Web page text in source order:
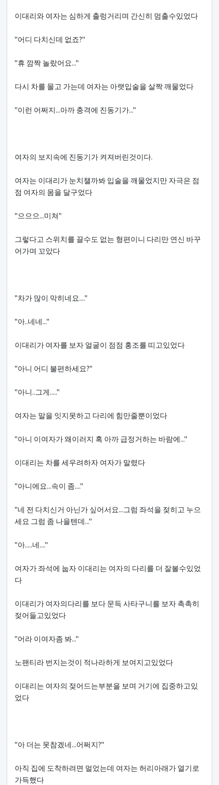
이대리와 여자는 심하게 출렁거리며 간신히 멈출수있었다
"어디 다치신데 없죠?"
"휴 깜짝 놀랐어요..."
다시 차를 몰고 가는데 여자는 아랫입술을 살짝 깨물었다
"이런 어쩌지...아까 충격에 진동기가..."
여자의 보지속에 진동기가 켜져버린것이다.
여자는 이대리가 눈치챌까봐 입술을 깨물었지만 자극은 점
점 여자의 몸을 달구었다
"으으으...미쳐"
그렇다고 스위치를 끌수도 없는 형편이니 다리만 연신 바꾸
어가며 꼬았다
"차가 많이 막히네요...."
"아..네네..."
이대리가 여자를 보자 얼굴이 점점 홍조를 띠고있었다
"아니 어디 불편하세요?"
"아니..그게....."
여자는 말을 잇지못하고 다리에 힘만줄뿐이었다
"아니 이여자가 왜이러지 혹 아까 급정거하는 바람에..."
이대리는 차를 세우려하자 여자가 말렸다
"아니에요...속이 좀...."
"네 전 다치신거 아닌가 싶어서요...그럼 좌석을 젖히고 누으
세요 그럼 좀 나을텐데..."
"아.....네...."
여자가 좌석에 눕자 이대리는 여자의 다리를 더 잘볼수있었
다
이대리가 여자의다리를 보다 문득 사타구니를 보자 촉촉히
젖어들고있었다
"어라 이여자좀 봐..."
노팬티라 번지는것이 적나라하게 보여지고있었다
이대리는 여자의 젖어드는부분을 보며 거기에 집중하고있
었다
"아 더는 못참겠네...어쩌지?"
아직 집에 도착하려면 멀었는데 여자는 허리아래가 열기로
가득했다